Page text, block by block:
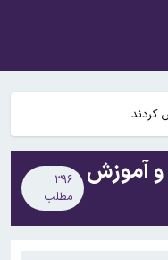
اسرائیل به چند شهرک در
کردند
از فردا
سیاست مداخله‌جویانه
و آموزش
۳۹۶
مطلب